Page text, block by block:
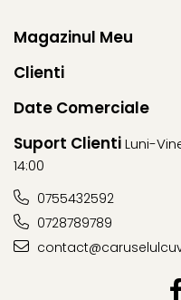
Magazinul Meu
Clienti
Date Comerciale
Suport ClientiLuni-
14:00
0755432592
0728789789